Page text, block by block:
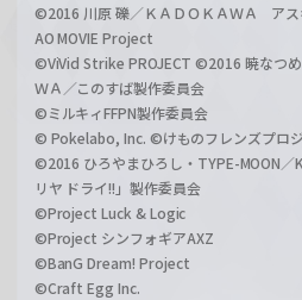
©2016 川原 礫／ＫＡＤＯＫＡＷＡ アス
AO MOVIE Project
©ViVid Strike PROJECT ©2016 暁なつ
ＷＡ／このすば製作委員会
©ミルキィFFPN製作委員会
© Pokelabo, Inc. ©けものフレンズプロ
©2016 ひろやまひろし・TYPE-MOON／
リヤ ドライ!!」製作委員会
©Project Luck & Logic
©Project シンフォギアAXZ
©BanG Dream! Project
©Craft Egg Inc.